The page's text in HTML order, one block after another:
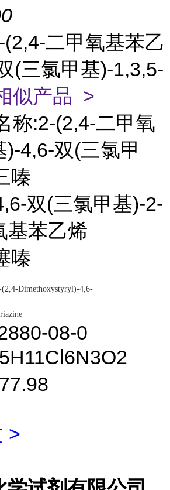
(2,4-二甲氧基苯乙
(三氯甲基)-1,3,5-
似产品 >
称:2-(2,4-二甲氧
4,6-双(三氯甲
嗪
双(三氯甲基)-2-
基苯乙烯
嗪
(2,4-Dimethoxystyryl)-4,6-
08-0
>